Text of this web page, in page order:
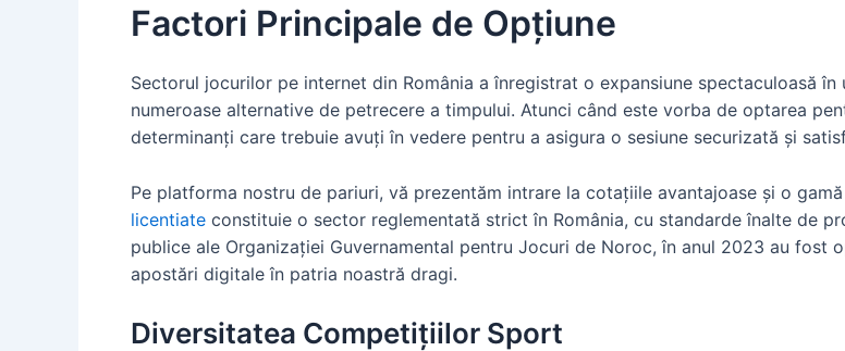
Factori Principale de Opțiune
Sectorul jocurilor pe internet din România a înregistrat o expansiune spectaculoasă
numeroase alternative de petrecere a timpului. Atunci când este vorba de optarea
determinanți care trebuie avuți în vedere pentru a asigura o sesiune securizată și
Pe platforma nostru de pariuri, vă prezentăm intrare la cotațiile avantajoase și o
licentiate constituie o sector reglementată strict în România, cu standarde înalte de
publice ale Organizației Guvernamental pentru Jocuri de Noroc, în anul 2023 au fost
apostări digitale în patria noastră dragi.
Diversitatea Competițiilor Sport